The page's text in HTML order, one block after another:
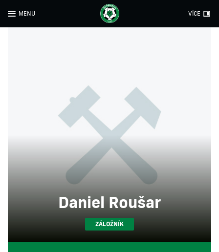
MENU VÍCE
Daniel Roušar
ZÁLOŽNÍK